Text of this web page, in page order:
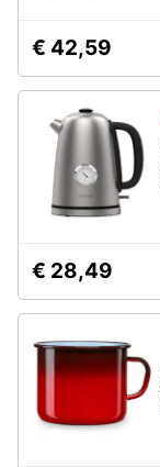
Giardinaggio
Salute
e
igiene
Beauty
Giocattoli
Prima
infanzia
Fotografia
Lavastoviglie
Lavastoviglie
da
Lavastoviglie
Bosch
Lavastoviglie
Whirlpool
libera
installazione
Vedi
tutti
Forni,
€ 42,59
€ 28,49